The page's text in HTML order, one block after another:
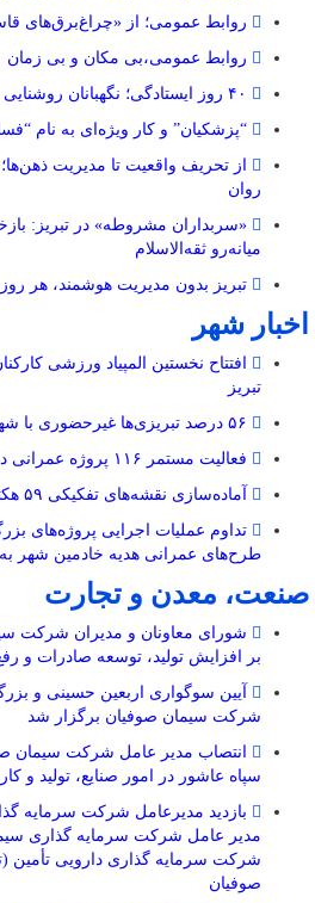
روابط عمومی؛ از «چراغ‌برق‌های
روابط عمومی،بی مکان و بی زمان
“پزشکیان” و کار ویژه‌ای به نام
از تحریف واقعیت تا مدیریت
روان
«سربداران مشروطه» در تبریز:
میانه‌رو ثقه‌الاسلام
تبریز بدون مدیریت هوشمند، هر
اخبار شهر
افتتاح نخستین المپیاد ورزشی
تبریز
فعالیت مستمر ۱۱۶ پروژه عمرانی در شرایط جنگی
آماده‌سازی نقشه‌های تفکیکی ۵۹ هکتار از ارتش در کمربندی میانی
تداوم عملیات اجرایی پروژه‌های
طرح‌های عمرانی هدیه خادمین شهر
صنعت، معدن و تجارت
شورای معاونان و مدیران شرکت
بر افزایش تولید، توسعه صادرات و رفع
آیین سوگواری اربعین حسینی و
شرکت سیمان صوفیان برگزار شد
انتصاب مدیر عامل شرکت سیمان
سپاه عاشور در امور صنایع، تولید و
بازدید مدیرعامل شرکت سرمایه
مدیر عامل شرکت سرمایه گذاری
شرکت سرمایه گذاری دارویی تأمین
صوفیان